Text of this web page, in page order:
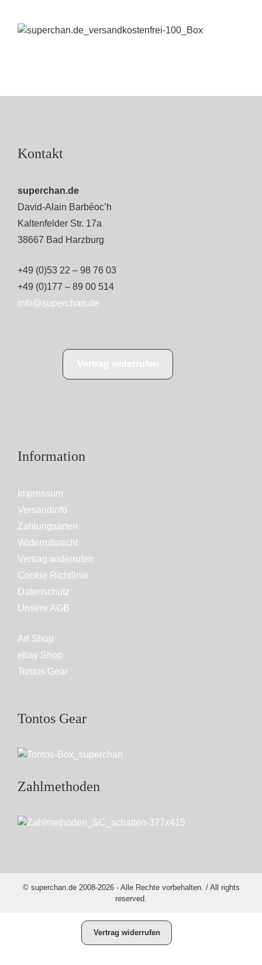
Kontakt
superchan.de
David-Alain Barbéoc’h
Kaltenfelder Str. 17a
38667 Bad Harzburg
+49 (0)53 22 – 98 76 03
+49 (0)177 – 89 00 514
info@superchan.de
Information
Impressum
Versandinfo
Zahlungsarten
Widerrufsrecht
Vertrag widerrufen
Cookie Richtlinie
Datenschutz
Unsere AGB
Art Shop
ebay Shop
Tontos Gear
Tontos Gear
Zahlmethoden
© superchan.de 2008-2026 - Alle Rechte vorbehalten. / All rights
reserved.
Vertrag widerrufen